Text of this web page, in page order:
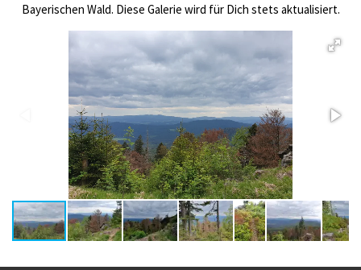
Bayerischen Wald. Diese Galerie wird für Dich stets aktualisiert.